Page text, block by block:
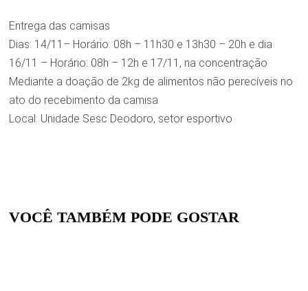
Entrega das camisas
Dias: 14/11– Horário: 08h – 11h30 e 13h30 – 20h e dia
16/11 – Horário: 08h – 12h e 17/11, na concentração
Mediante a doação de 2kg de alimentos não perecíveis no
ato do recebimento da camisa
Local: Unidade Sesc Deodoro, setor esportivo
VOCÊ TAMBÉM PODE GOSTAR